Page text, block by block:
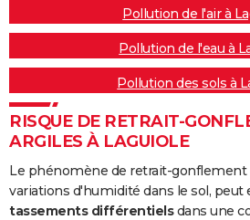
Pollution de l'air à
Pollution de l'eau à
Pollution des sols à
RISQUE DE RETRAIT-
ARGILES À LAGUIOLE
Le phénomène de retrait-gonflement
variations d'humidité dans le sol, peut
tassements différentielsdans une